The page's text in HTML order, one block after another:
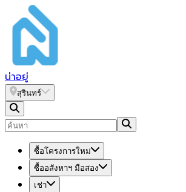
น่าอยู่
สุรินทร์
ซื้อโครงการใหม่
ซื้ออสังหาฯ มือสอง
เช่า